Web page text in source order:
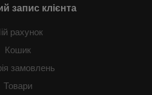
запис клієнта
рахунок
Кошик
замовлень
Товари